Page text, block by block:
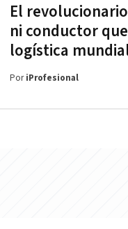
El
ni conductor
logística
PoriProfesional